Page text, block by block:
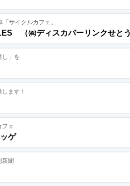
サイクルカフェ」
（㈱ディスカバーリンクせと
し」を
ます！
フェ
ゲ
新聞